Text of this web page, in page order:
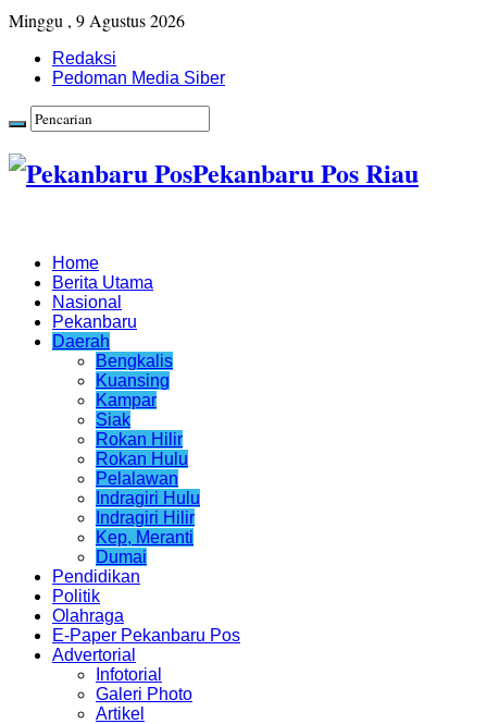
Minggu , 9 Agustus 2026
Redaksi
Pedoman Media Siber
Pekanbaru Pos Riau
Home
Berita Utama
Nasional
Pekanbaru
Daerah
Bengkalis
Kuansing
Kampar
Siak
Rokan Hilir
Rokan Hulu
Pelalawan
Indragiri Hulu
Indragiri Hilir
Kep, Meranti
Dumai
Pendidikan
Politik
Olahraga
E-Paper Pekanbaru Pos
Advertorial
Infotorial
Galeri Photo
Artikel